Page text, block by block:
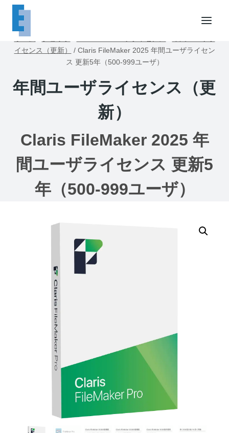
ホーム
イセンス（更新）
/ Claris FileMaker 2025 年間ユーザライセン
ス 更新5年（500-999ユーザ）
年間ユーザライセンス（更
新）
Claris FileMaker 2025 年
間ユーザライセンス 更新5
年（500-999ユーザ）